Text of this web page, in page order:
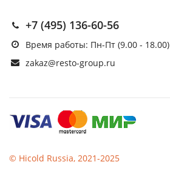
+7 (495) 136-60-56
Время работы: Пн-Пт (9.00 - 18.00)
zakaz@resto-group.ru
© Hicold Russia, 2021-2025